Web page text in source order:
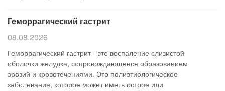
Геморрагический гастрит
08.08.2026
Геморрагический гастрит - это воспаление слизистой
оболочки желудка, сопровождающееся образованием
эрозий и кровотечениями. Это полиэтиологическое
заболевание, которое может иметь острое или